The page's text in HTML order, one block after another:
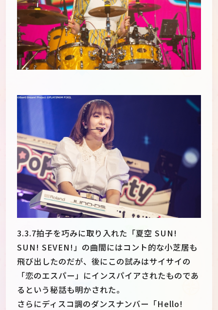
3.3.7拍子を巧みに取り入れた「夏空 SUN!
SUN! SEVEN!」の曲間にはコント的な小芝居も
飛び出したのだが、後にこの試みはサイサイの
「恋のエスパー」にインスパイアされたものであ
るという秘話も明かされた。
さらにディスコ調のダンスナンバー「Hello!